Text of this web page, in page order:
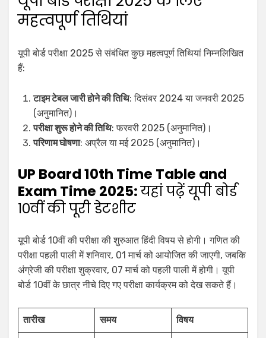
महत्वपूर्ण तिथियां
यूपी बोर्ड परीक्षा 2025 से संबंधित कुछ महत्वपूर्ण तिथियां निम्नलिखित
हैं:
टाइम टेबल जारी होने की तिथि: दिसंबर 2024 या जनवरी 2025
(अनुमानित)।
परीक्षा शुरू होने की तिथि: फरवरी 2025 (अनुमानित)।
परिणाम घोषणा: अप्रैल या मई 2025 (अनुमानित)।
UP Board 10th Time Table and
Exam Time 2025:यहां पढ़ें यूपी बोर्ड
10वीं की पूरी डेटशीट
यूपी बोर्ड 10वीं की परीक्षा की शुरुआत हिंदी विषय से होगी। गणित की
परीक्षा पहली पाली में शनिवार, 01 मार्च को आयोजित की जाएगी, जबकि
अंग्रेजी की परीक्षा शुक्रवार, 07 मार्च को पहली पाली में होगी। यूपी
बोर्ड 10वीं के छात्र नीचे दिए गए परीक्षा कार्यक्रम को देख सकते हैं।
तारीख समय विषय